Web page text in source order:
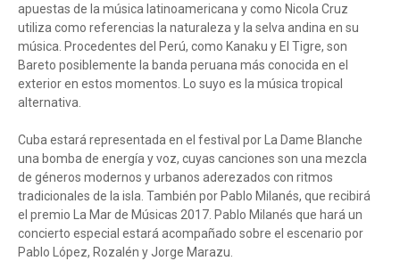
apuestas de la música latinoamericana y como Nicola Cruz
utiliza como referencias la naturaleza y la selva andina en su
música. Procedentes del Perú, como Kanaku y El Tigre, son
Bareto posiblemente la banda peruana más conocida en el
exterior en estos momentos. Lo suyo es la música tropical
alternativa.
Cuba estará representada en el festival por La Dame Blanche
una bomba de energía y voz, cuyas canciones son una mezcla
de géneros modernos y urbanos aderezados con ritmos
tradicionales de la isla. También por Pablo Milanés, que recibirá
el premio La Mar de Músicas 2017. Pablo Milanés que hará un
concierto especial estará acompañado sobre el escenario por
Pablo López, Rozalén y Jorge Marazu.